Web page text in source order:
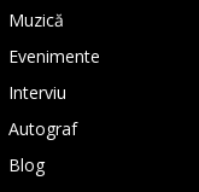
Muzică
Evenimente
Interviu
Autograf
Blog